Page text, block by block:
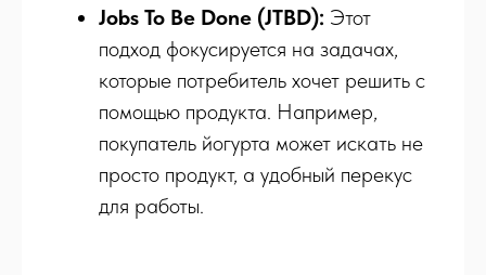
Jobs To Be Done (JTBD): Этот
подход фокусируется на задачах,
которые потребитель хочет решить с
помощью продукта. Например,
покупатель йогурта может искать не
просто продукт, а удобный перекус
для работы.